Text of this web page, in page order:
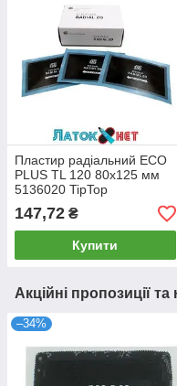
Пластир радіальний ECO
PLUS TL 120 80х125 мм
5136020 TipTop
147,72 ₴
Купити
Акційні пропозиції
–34%